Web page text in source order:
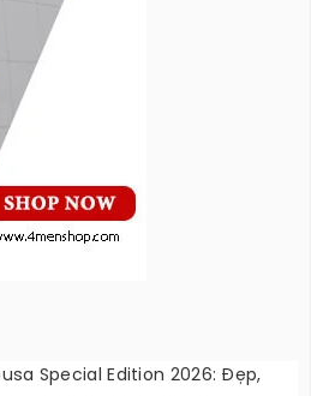
Special Edition 2026: Đẹp,